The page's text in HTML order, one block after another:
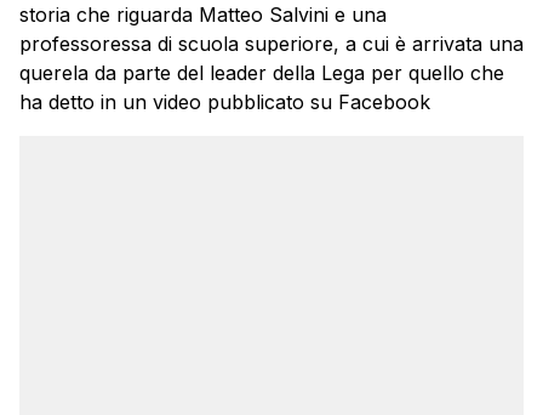
storia che riguarda Matteo Salvini e una
professoressa di scuola superiore, a cui è arrivata una
querela da parte del leader della Lega per quello che
ha detto in un video pubblicato su Facebook